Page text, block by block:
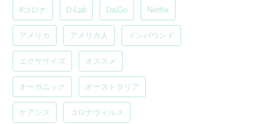
#コロナ D-Lab DaiGo Netflix
アメリカ アメリカ人 インバウンド
エクササイズ オススメ
オーガニック オーストラリア
ケアンズ コロナウィルス